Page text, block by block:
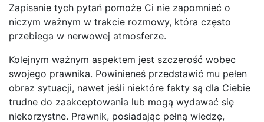
Zapisanie tych pytań pomoże Ci nie zapomnieć o
niczym ważnym w trakcie rozmowy, która często
przebiega w nerwowej atmosferze.
Kolejnym ważnym aspektem jest szczerość wobec
swojego prawnika. Powinieneś przedstawić mu pełen
obraz sytuacji, nawet jeśli niektóre fakty są dla Ciebie
trudne do zaakceptowania lub mogą wydawać się
niekorzystne. Prawnik, posiadając pełną wiedzę,